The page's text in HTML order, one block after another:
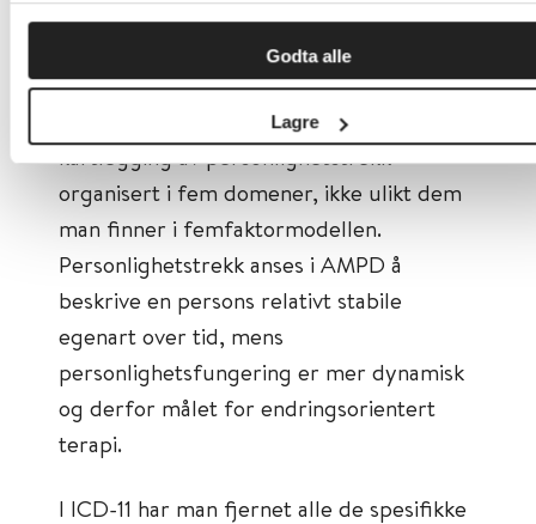
Godta alle
Lagre
Neste trinn innebærer en mer detaljert
beskrivelse av personlighetsfungeringens
fire domener. Man gjør også en
kartlegging av personlighetstrekk
organisert i fem domener, ikke ulikt dem
man finner i femfaktormodellen.
Personlighetstrekk anses i AMPD å
beskrive en persons relativt stabile
egenart over tid, mens
personlighetsfungering er mer dynamisk
og derfor målet for endringsorientert
terapi.
I ICD-11 har man fjernet alle de spesifikke